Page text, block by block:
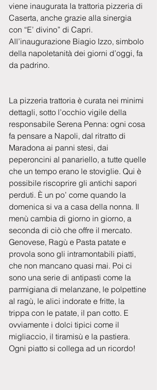
viene inaugurata la trattoria pizzeria di
Caserta, anche grazie alla sinergia
con “E’ divino” di Capri.
All’inaugurazione Biagio Izzo, simbolo
della napoletanità dei giorni d’oggi, fa
da padrino.
La pizzeria trattoria è curata nei minimi
dettagli, sotto l’occhio vigile della
responsabile Serena Penna: ogni cosa
fa pensare a Napoli, dal ritratto di
Maradona ai panni stesi, dai
peperoncini al panariello, a tutte quelle
che un tempo erano le stoviglie. Qui è
possibile riscoprire gli antichi sapori
perduti. È un po’ come quando la
domenica si va a casa della nonna. Il
menù cambia di giorno in giorno, a
seconda di ciò che offre il mercato.
Genovese, Ragù e Pasta patate e
provola sono gli intramontabili piatti,
che non mancano quasi mai. Poi ci
sono una serie di antipasti come la
parmigiana di melanzane, le polpettine
al ragù, le alici indorate e fritte, la
trippa con le patate, il pan cotto. E
ovviamente i dolci tipici come il
migliaccio, il tiramisù e la pastiera.
Ogni piatto si collega ad un ricordo!